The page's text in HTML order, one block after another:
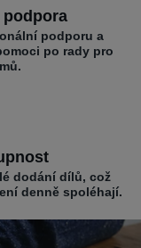
podporu a
po rady pro
dodání dílů, což
denně spoléhají.